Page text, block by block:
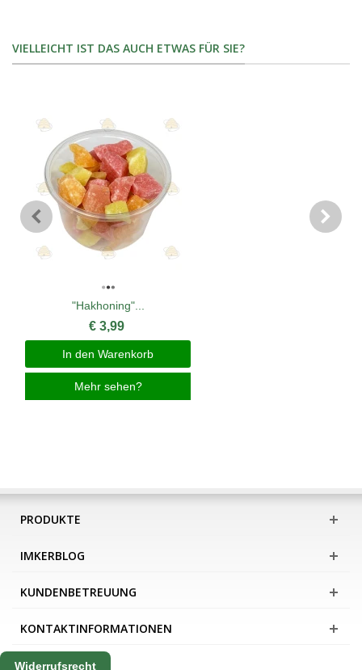
VIELLEICHT IST DAS AUCH ETWAS FÜR SIE?
"Hakhoning"...
€ 3,99
In den Warenkorb
Mehr sehen?
PRODUKTE
IMKERBLOG
KUNDENBETREUUNG
KONTAKTINFORMATIONEN
Widerrufsrecht